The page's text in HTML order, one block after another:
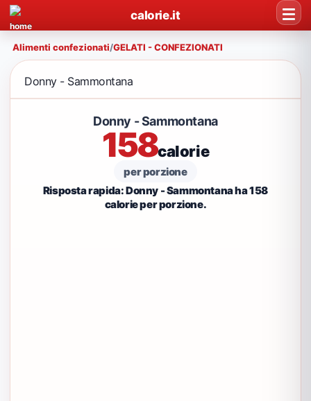
calorie.it
Alimenti confezionati/GELATI - CONFEZIONATI
Donny - Sammontana
Donny - Sammontana
158calorie
per porzione
Risposta rapida: Donny - Sammontana ha 158
calorie per porzione.